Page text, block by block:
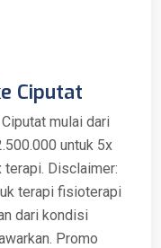
Ciputat
mulai dari
untuk 5x
terapi. Disclaimer:
terapi fisioterapi
dari kondisi
Promo